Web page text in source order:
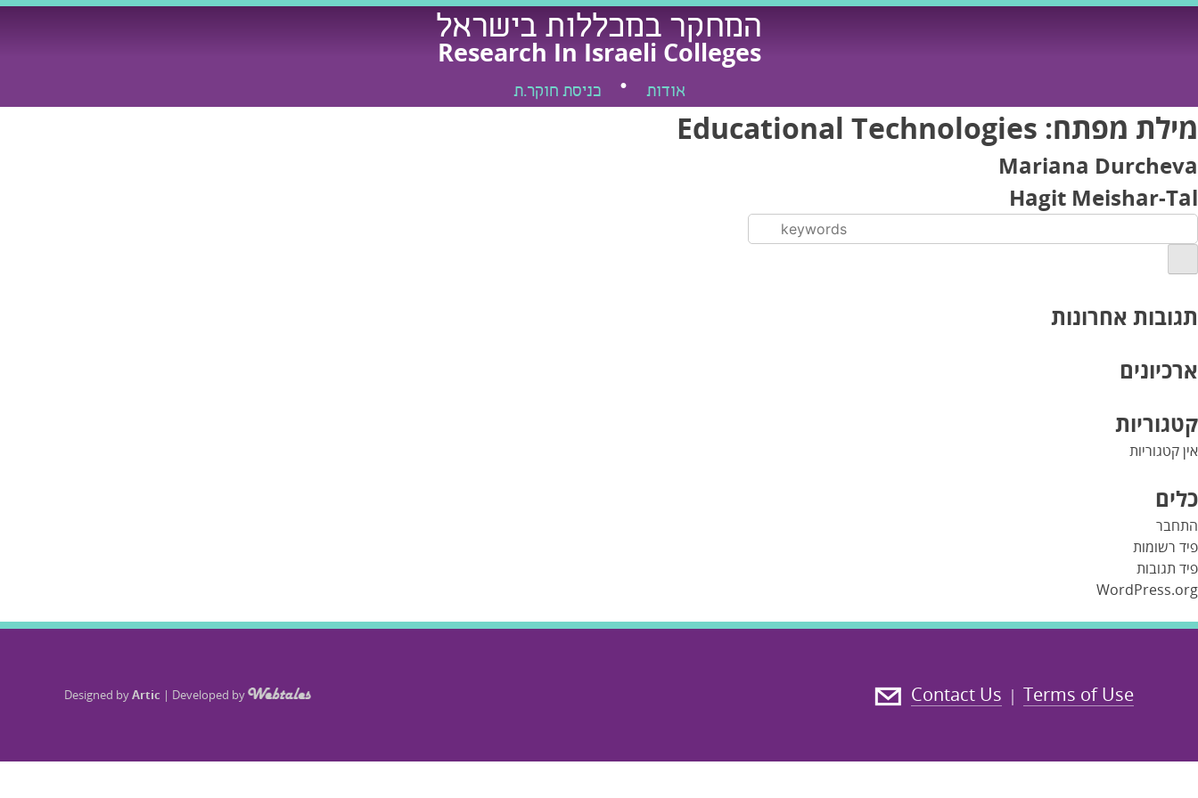
Skip
המחקר במכללות בישראל
Research In Israeli Colleges
אודות כניסת חוקר.ת
מילת מפתח: Educational Technologies
Mariana Durcheva
Hagit Meishar-Tal
תגובות אחרונות
ארכיונים
קטגוריות
אין קטגוריות
כלים
התחבר
פיד רשומות
פיד תגובות
WordPress.org
Terms of Use
|
Contact Us
Designed byArtic | Developed by